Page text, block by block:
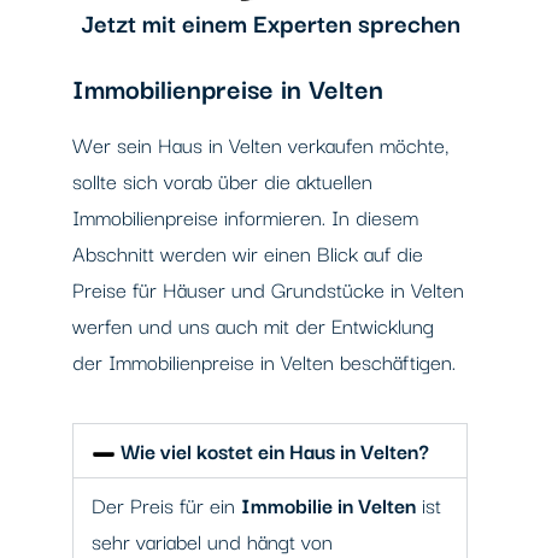
Jetzt mit einem Experten sprechen
Immobilienpreise in Velten
Wer sein Haus in Velten verkaufen möchte,
sollte sich vorab über die aktuellen
Immobilienpreise informieren. In diesem
Abschnitt werden wir einen Blick auf die
Preise für Häuser und Grundstücke in Velten
werfen und uns auch mit der Entwicklung
der Immobilienpreise in Velten beschäftigen.
Wie viel kostet ein Haus in Velten?
Der Preis für ein Immobilie in Velten ist
sehr variabel und hängt von